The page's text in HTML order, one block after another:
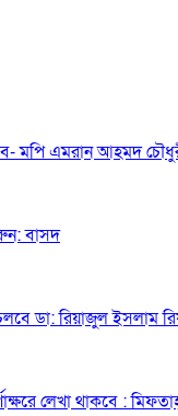
মপি এমরান আহমদ
বাসদ
ডা: রিয়াজুল ইসলাম
লেখা থাকবে :